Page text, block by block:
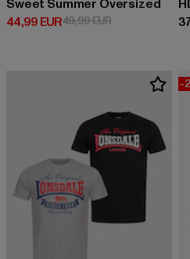
Sweet Summer Oversized
44,99 EUR
Prix courant: 44,99 EUR
49,99 EURPrix en
-